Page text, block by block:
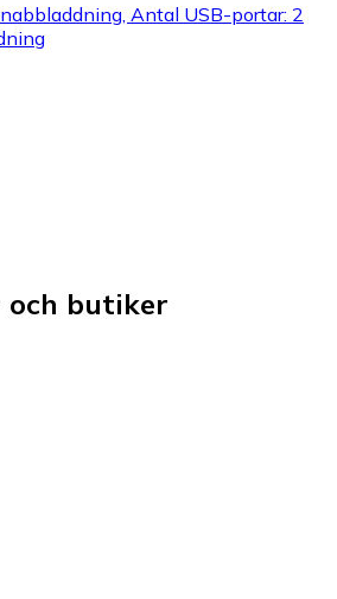
Antal USB-portar: 2
och butiker